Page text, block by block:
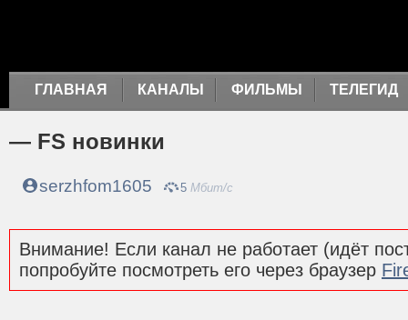
ГЛАВНАЯ КАНАЛЫ ФИЛЬМЫ ТЕЛЕГИД
— FS новинки
serzhfom1605 5 Мбит/с
Внимание! Если канал не работает (идёт
попробуйте посмотреть его через браузер